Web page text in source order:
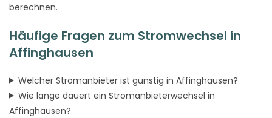
berechnen.
Häufige Fragen zum Stromwechsel in
Affinghausen
Welcher Stromanbieter ist günstig in Affinghausen?
Wie lange dauert ein Stromanbieterwechsel in
Affinghausen?